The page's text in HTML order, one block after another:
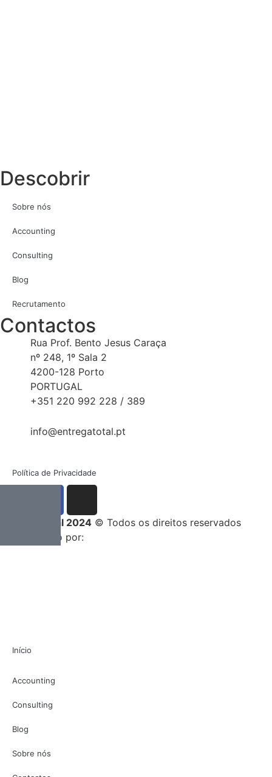
Descobrir
Sobre nós
Accounting
Consulting
Blog
Recrutamento
Contactos
Rua Prof. Bento Jesus Caraça
nº 248, 1º Sala 2
4200-128 Porto
PORTUGAL
+351 220 992 228 / 389
info@entregatotal.pt
Política de Privacidade
Entrega Total 2024 © Todos os direitos reservados
Desenvolvido por:
Início
Accounting
Consulting
Blog
Sobre nós